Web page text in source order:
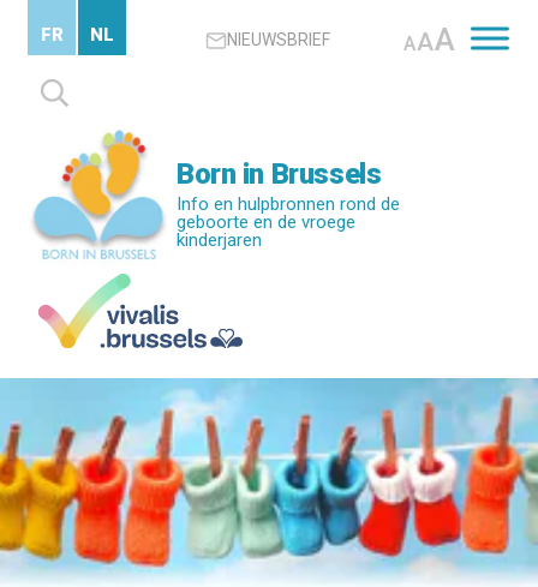
content
NIEUWSBRIEF AAA
Zoeken
naar:
FR NL
Born in Brussels
Info en hulpbronnen rond de
geboorte en de vroege
kinderjaren